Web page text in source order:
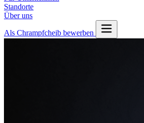
Standorte
Über uns
Als Chrampfcheib bewerben